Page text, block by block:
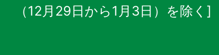
（12月29日から1月3日）を除く]